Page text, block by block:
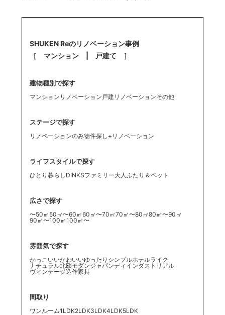
SHUKEN Reのリノベーション事例
［ マンション | 戸建て ］
建物種別で探す
マンションリノベーション 戸建リノベーションその他
ステージで探す
リノベーションのみ物件探し+リノベーション
ライフスタイルで探す
ひとり暮らし DINKSファミリー大人ふたり ＆ペット
広さで探す
〜50㎡ 50㎡〜60㎡60㎡〜70㎡70㎡〜80㎡80㎡〜90㎡
90㎡〜100㎡100㎡〜
雰囲気で探す
かっこいいかわいいゆったり シンプルホテルライク
ナチュラル北欧モダンジャパンディ インダストリアル
ヴィンテージ造作家具
間取り
ワンルーム1LDK2LDK3LDK4LDK5LDK